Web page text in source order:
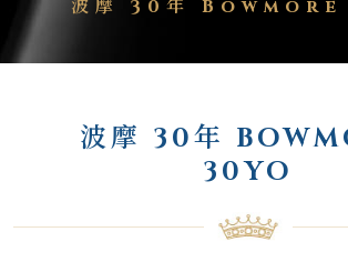
波摩 30年
波摩 30年
30YO